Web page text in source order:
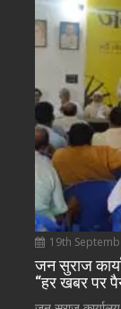
19th
जन सुराज
“हर खबर पर